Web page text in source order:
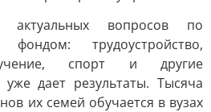
вопросов по
трудоустройство,
спорт и другие
дает результаты. Тысяча
их семей обучается в вузах